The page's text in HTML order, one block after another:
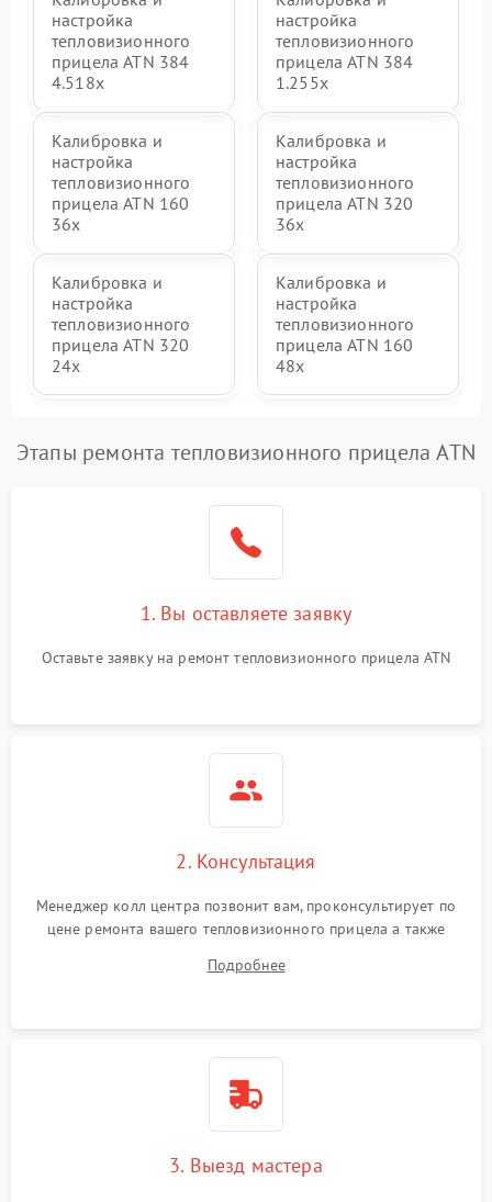
настройка
тепловизионного
прицела ATN 384
4.518x
настройка
тепловизионного
прицела ATN 384
1.255х
Калибровка и
настройка
тепловизионного
прицела ATN 160
36x
Калибровка и
настройка
тепловизионного
прицела ATN 320
36x
Калибровка и
настройка
тепловизионного
прицела ATN 320
24x
Калибровка и
настройка
тепловизионного
прицела ATN 160
48x
Этапы ремонта тепловизионного прицела ATN
1. Вы оставляете заявку
Оставьте заявку на ремонт тепловизионного прицела ATN
2. Консультация
Менеджер колл центра позвонит вам, проконсультирует по
цене ремонта вашего тепловизионного прицела а также
Подробнее
3. Выезд мастера